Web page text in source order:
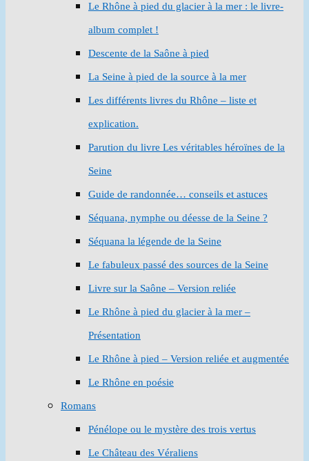
Le Rhône à pied du glacier à la mer : le livre-
album complet !
Descente de la Saône à pied
La Seine à pied de la source à la mer
Les différents livres du Rhône – liste et
explication.
Parution du livre Les véritables héroïnes de la
Seine
Guide de randonnée… conseils et astuces
Séquana, nymphe ou déesse de la Seine ?
Séquana la légende de la Seine
Le fabuleux passé des sources de la Seine
Livre sur la Saône – Version reliée
Le Rhône à pied du glacier à la mer –
Présentation
Le Rhône à pied – Version reliée et augmentée
Le Rhône en poésie
Romans
Pénélope ou le mystère des trois vertus
Le Château des Véraliens